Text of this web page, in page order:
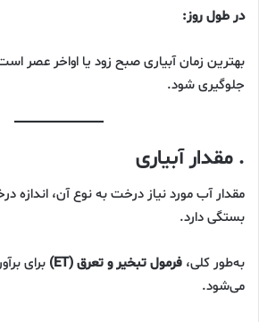
در طول روز:
بهترین زمان آبیاری صبح زود یا اواخر عصر است
جلوگیری شود.
. مقدار آبیاری
مقدار آب مورد نیاز درخت به نوع آن، اندازه
بستگی دارد.
به‌طور کلی، فرمول تبخیر و تعرق (ET)
برای
می‌شود.